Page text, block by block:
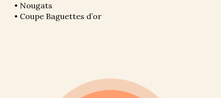
• Nougats
• Coupe Baguettes d’or